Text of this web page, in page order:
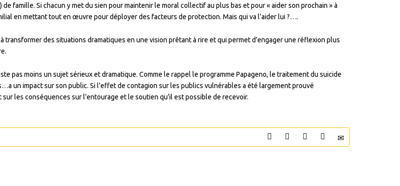
famille. Si chacun y met du sien pour maintenir le moral collectif au plus bas et pour « aider son prochain » à
en mettant tout en œuvre pour déployer des facteurs de protection. Mais qui va l’aider lui ?….
des situations dramatiques en une vision prêtant à rire et qui permet d’engager une réflexion plus
pas moins un sujet sérieux et dramatique. Comme le rappel le programme Papageno, le traitement du suicide
un impact sur son public. Si l’effet de contagion sur les publics vulnérables a été largement prouvé
les conséquences sur l’entourage et le soutien qu’il est possible de recevoir.